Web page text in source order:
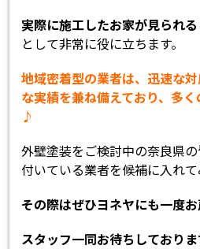
実際に施工したお家が見られる
として非常に役に立ちます。
地域密着型の業者は、迅速な
な実績を兼ね備えており、多
♪
外壁塗装をご検討中の奈良県
付いている業者を候補に入れて
その際はぜひヨネヤにも一度
スタッフ一同お待ちしておりま